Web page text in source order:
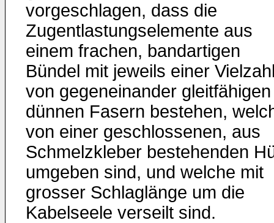
vorgeschlagen, dass die
Zugentlastungselemente aus
einem frachen, bandartigen
Bündel mit jeweils einer
von gegeneinander gleitfähigen
dünnen Fasern bestehen,
von einer geschlossenen, aus
Schmelzkleber bestehenden
umgeben sind, und welche mit
grosser Schlaglänge um die
Kabelseele verseilt sind.